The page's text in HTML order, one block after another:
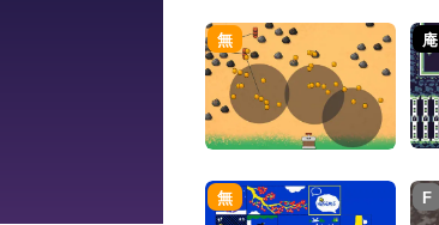
無 庵
無 F